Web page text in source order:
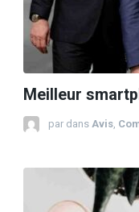
Meilleur
par dans Avis